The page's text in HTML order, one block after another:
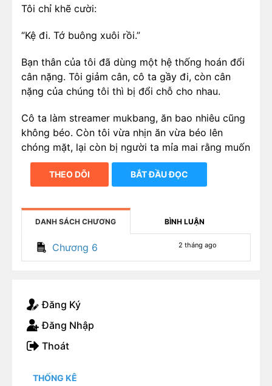
Tôi chỉ khẽ cười:
“Kệ đi. Tớ buông xuôi rồi.”
Bạn thân của tôi đã dùng một hệ thống hoán đổi
cân nặng. Tôi giảm cân, cô ta gầy đi, còn cân
nặng của chúng tôi thì bị đổi chỗ cho nhau.
Cô ta làm streamer mukbang, ăn bao nhiêu cũng
không béo. Còn tôi vừa nhịn ăn vừa béo lên
chóng mặt, lại còn bị người ta mỉa mai rằng muốn
giảm cân thì trước hết phải cai thói nói dối.
Cô ta còn an ủi tôi:
“Không sao đâu Mộc Mộc, khỏe mạnh là tốt rồi.
Chỉ cần cậu tiếp tục kiên trì giảm cân, nhất định
sẽ gầy lại thôi!”
Nếu cậu thích đổi như vậy, thì đổi cho triệt để
luôn đi.
THEO DÕI BẮT ĐẦU ĐỌC
DANH SÁCH CHƯƠNG BÌNH LUẬN
Chương 6 2 tháng ago
Đăng Ký
Đăng Nhập
Thoát
THỐNG KÊ